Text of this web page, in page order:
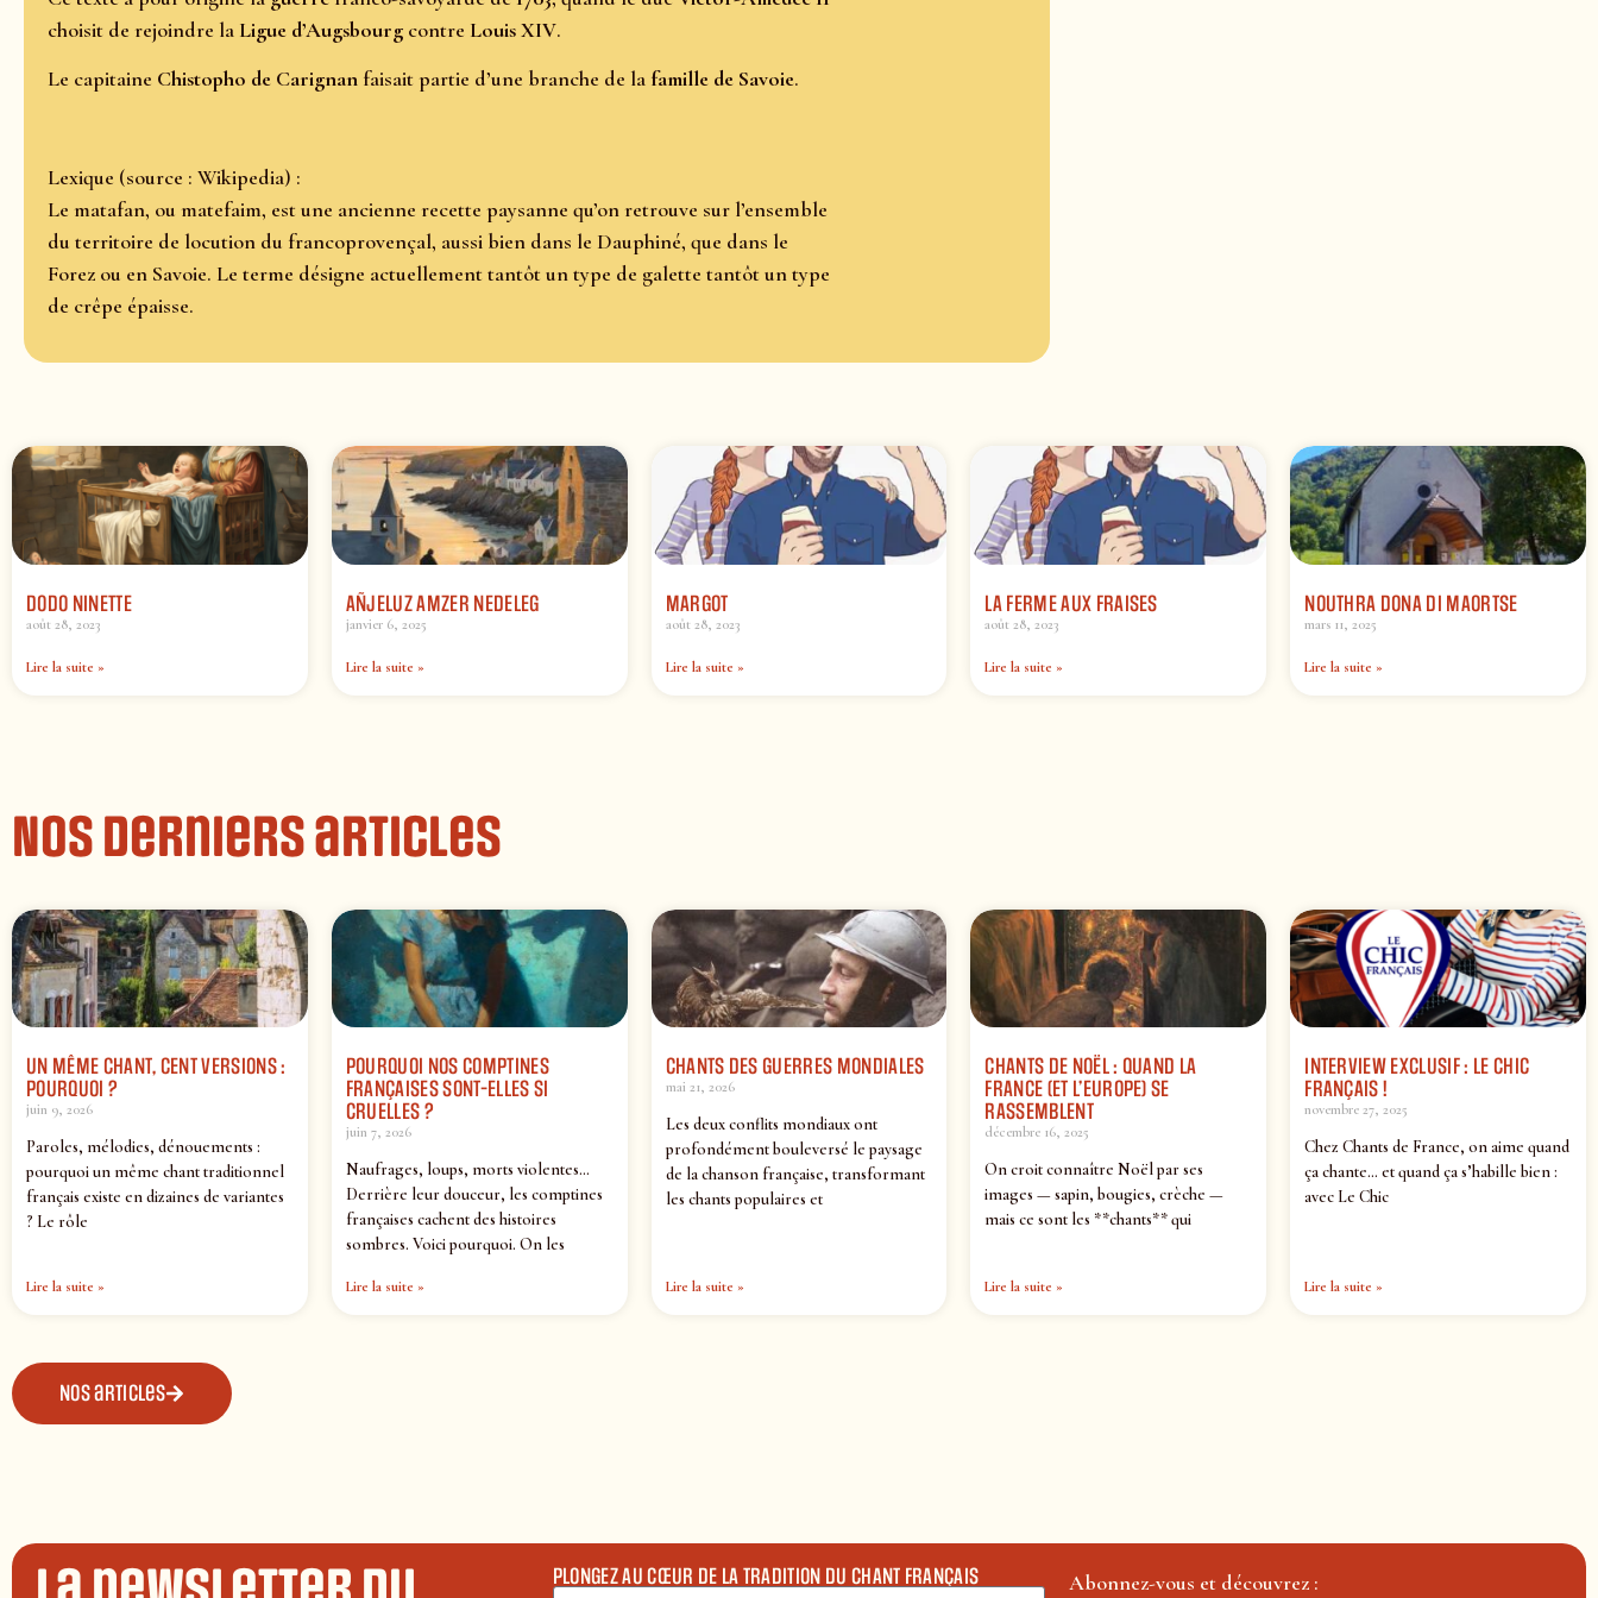
choisit de rejoindre la Ligue d’Augsbourg contre Louis XIV.
Le capitaine Chistopho de Carignan faisait partie d’une branche de la famille de Savoie.
Lexique (source : Wikipedia) :
Le matafan, ou matefaim, est une ancienne recette paysanne qu’on retrouve sur l’ensemble
du territoire de locution du francoprovençal, aussi bien dans le Dauphiné, que dans le
Forez ou en Savoie. Le terme désigne actuellement tantôt un type de galette tantôt un type
de crêpe épaisse.
DODO NINETTE
août 28, 2023
Lire la suite »
AÑJELUZ AMZER NEDELEG
janvier 6, 2025
Lire la suite »
MARGOT
août 28, 2023
Lire la suite »
LA FERME AUX FRAISES
août 28, 2023
Lire la suite »
NOUTHRA DONA DI MAORTSE
mars 11, 2025
Lire la suite »
Nos derniers articles
UN MÊME CHANT, CENT VERSIONS :
POURQUOI ?
juin 9, 2026
Paroles, mélodies, dénouements :
pourquoi un même chant traditionnel
français existe en dizaines de variantes
? Le rôle
Lire la suite »
POURQUOI NOS COMPTINES
FRANÇAISES SONT-ELLES SI
CRUELLES ?
juin 7, 2026
Naufrages, loups, morts violentes…
Derrière leur douceur, les comptines
françaises cachent des histoires
sombres. Voici pourquoi. On les
Lire la suite »
CHANTS DES GUERRES MONDIALES
mai 21, 2026
Les deux conflits mondiaux ont
profondément bouleversé le paysage
de la chanson française, transformant
les chants populaires et
Lire la suite »
CHANTS DE NOËL : QUAND LA
FRANCE (ET L’EUROPE) SE
RASSEMBLENT
décembre 16, 2025
On croit connaître Noël par ses
images — sapin, bougies, crèche —
mais ce sont les **chants** qui
Lire la suite »
INTERVIEW EXCLUSIF : LE CHIC
FRANÇAIS !
novembre 27, 2025
Chez Chants de France, on aime quand
ça chante… et quand ça s’habille bien :
avec Le Chic
Lire la suite »
Nos articles
PLONGEZ AU CŒUR DE LA TRADITION DU CHANT FRANÇAIS Abonnez-vous et découvrez :